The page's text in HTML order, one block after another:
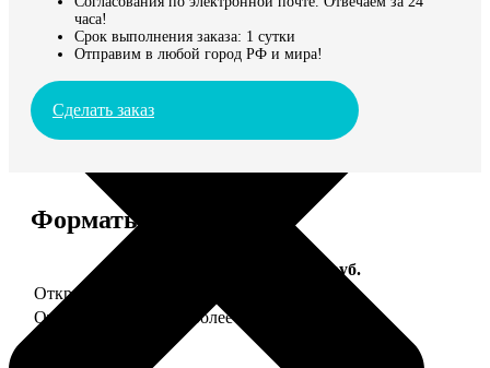
часа!
Срок выполнения заказа: 1 сутки
Отправим в любой город РФ и мира!
Сделать заказ
Форматы и цены
Цена, руб.
Открытка А5 "отправим за Вас"
Открытка А5 6 шт и более